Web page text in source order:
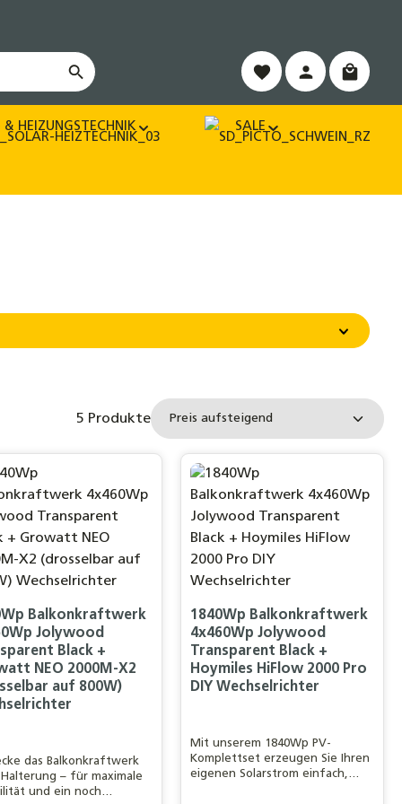
& HEIZUNGSTECHNIK SALE
5 Produkte
Balkonkraftwerk
Jolywood
Black +
NEO 2000M-X2
auf 800W)
das Balkonkraftwerk
– für maximale
und ein noch
1840Wp Balkonkraftwerk
4x460Wp Jolywood
Transparent Black +
Hoymiles HiFlow 2000 Pro
DIY Wechselrichter
Mit unserem 1840Wp PV-
Komplettset erzeugen Sie Ihren
eigenen Solarstrom einfach,